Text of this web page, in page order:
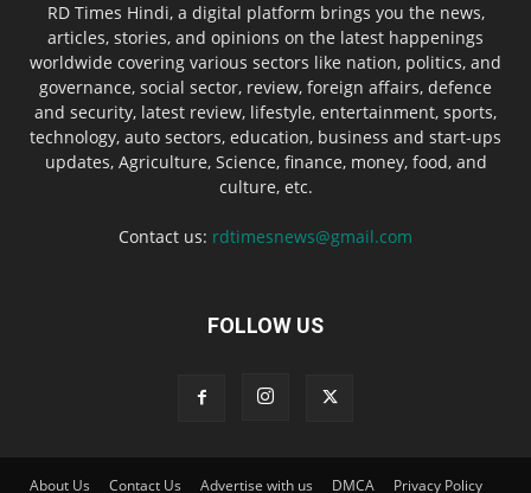
RD Times Hindi, a digital platform brings you the news,
articles, stories, and opinions on the latest happenings
worldwide covering various sectors like nation, politics, and
governance, social sector, review, foreign affairs, defence
and security, latest review, lifestyle, entertainment, sports,
technology, auto sectors, education, business and start-ups
updates, Agriculture, Science, finance, money, food, and
culture, etc.
Contact us: rdtimesnews@gmail.com
FOLLOW US
About Us Contact Us Advertise with us DMCA Privacy Policy